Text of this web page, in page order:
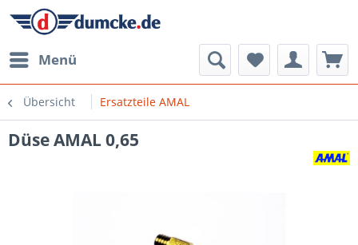
Menü
Übersicht Ersatzteile AMAL
Düse AMAL 0,65